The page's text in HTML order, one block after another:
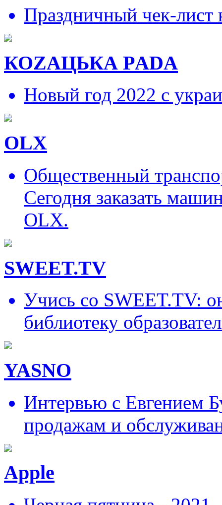
Праздничный чек-
КОZAЦЬКА РADA
Новый год 2022 с
OLX
Общественный
Сегодня заказать
OLX.
SWEET.TV
Учись со SWEET.TV:
библиотеку
YASNO
Интервью с Евгением
продажам и
Apple